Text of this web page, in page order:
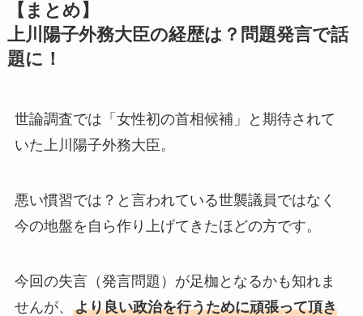
【まとめ】
上川陽子外務大臣の経歴は？問題発言で話
題に！
世論調査では「女性初の首相候補」と期待されて
いた上川陽子外務大臣。
悪い慣習では？と言われている世襲議員ではなく
今の地盤を自ら作り上げてきたほどの方です。
今回の失言（発言問題）が足枷となるかも知れま
せんが、 より良い政治を行うために頑張って頂き